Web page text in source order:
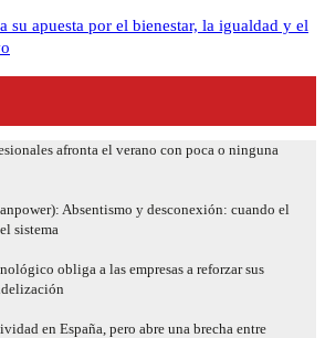
su apuesta por el bienestar, la igualdad y el
afronta el verano con poca o ninguna
Absentismo y desconexión: cuando el
sistema
obliga a las empresas a reforzar sus
en España, pero abre una brecha entre